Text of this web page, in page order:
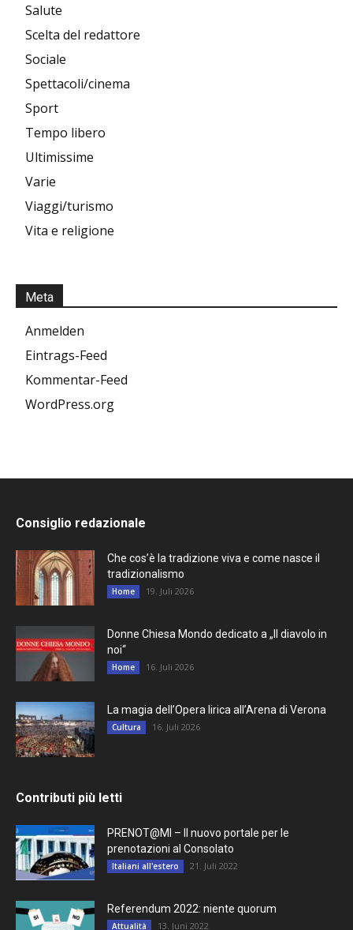
Salute
Scelta del redattore
Sociale
Spettacoli/cinema
Sport
Tempo libero
Ultimissime
Varie
Viaggi/turismo
Vita e religione
Meta
Anmelden
Eintrags-Feed
Kommentar-Feed
WordPress.org
Consiglio redazionale
Che cos’è la tradizione viva e come nasce il
tradizionalismo
Home 19. Juli 2026
Donne Chiesa Mondo dedicato a „Il diavolo in
noi“
Home 16. Juli 2026
La magia dell’Opera lirica all’Arena di Verona
Cultura 16. Juli 2026
Contributi più letti
PRENOT@MI – Il nuovo portale per le
prenotazioni al Consolato
Italiani all'estero 21. Juli 2022
Referendum 2022: niente quorum
Attualità 13. Juni 2022